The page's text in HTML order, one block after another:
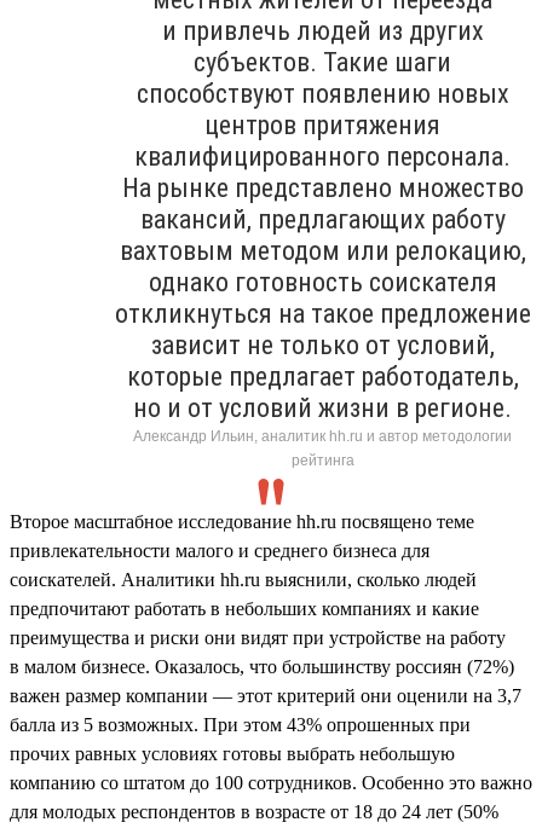
и привлечь людей из других
субъектов. Такие шаги
способствуют появлению новых
центров притяжения
квалифицированного персонала.
На рынке представлено множество
вакансий, предлагающих работу
вахтовым методом или релокацию,
однако готовность соискателя
откликнуться на такое предложение
зависит не только от условий,
которые предлагает работодатель,
но и от условий жизни в регионе.
Александр Ильин, аналитик hh.ru и автор методологии
рейтинга
Второе масштабное исследование hh.ru посвящено теме
привлекательности малого и среднего бизнеса для
соискателей. Аналитики hh.ru выяснили, сколько людей
предпочитают работать в небольших компаниях и какие
преимущества и риски они видят при устройстве на работу
в малом бизнесе. Оказалось, что большинству россиян (72%)
важен размер компании — этот критерий они оценили на 3,7
балла из 5 возможных. При этом 43% опрошенных при
прочих равных условиях готовы выбрать небольшую
компанию со штатом до 100 сотрудников. Особенно это важно
для молодых респондентов в возрасте от 18 до 24 лет (50%